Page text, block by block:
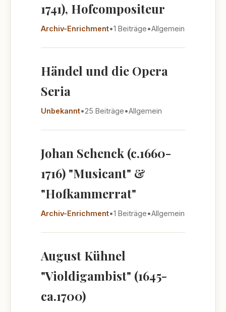
1741), Hofcompositeur
Archiv-Enrichment•1 Beiträge•Allgemein
Händel und die Opera
Seria
Unbekannt•25 Beiträge•Allgemein
Johan Schenck (c.1660-
1716) "Musicant" &
"Hofkammerrat"
Archiv-Enrichment•1 Beiträge•Allgemein
August Kühnel
"Violdigambist" (1645-
ca.1700)